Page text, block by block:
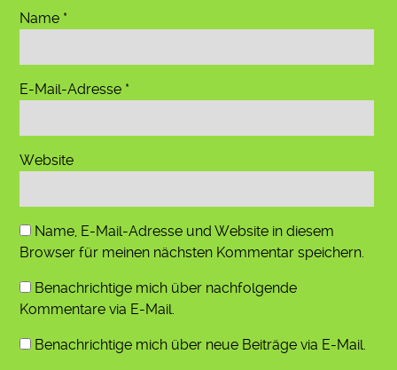
Name *
E-Mail-Adresse *
Website
Name, E-Mail-Adresse und Website in diesem
Browser für meinen nächsten Kommentar speichern.
Benachrichtige mich über nachfolgende
Kommentare via E-Mail.
Benachrichtige mich über neue Beiträge via E-Mail.